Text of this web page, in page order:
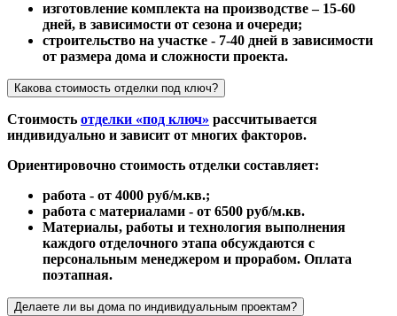
изготовление комплекта на производстве – 15-60
дней, в зависимости от сезона и очереди;
строительство на участке - 7-40 дней в зависимости
от размера дома и сложности проекта.
Какова стоимость отделки под ключ?
Стоимость отделки «под ключ» рассчитывается
индивидуально и зависит от многих факторов.
Ориентировочно стоимость отделки составляет:
работа - от 4000 руб/м.кв.;
работа с материалами - от 6500 руб/м.кв.
Материалы, работы и технология выполнения
каждого отделочного этапа обсуждаются с
персональным менеджером и прорабом. Оплата
поэтапная.
Делаете ли вы дома по индивидуальным проектам?